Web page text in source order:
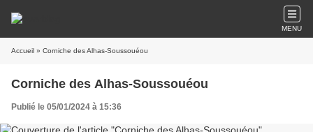
MENU
Accueil » Corniche des Alhas-Soussouéou
Corniche des Alhas-Soussouéou
Publié le 05/01/2024 à 15:36